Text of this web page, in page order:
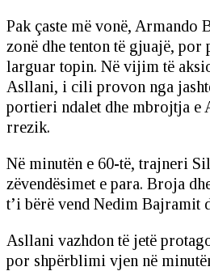
Pak çaste më vonë, Armando
zonë dhe tenton të gjuajë,
larguar topin. Në vijim të
Asllani, i cili provon nga
portieri ndalet dhe mbrojtja e
rrezik.
Në minutën e 60-të, trajneri
zëvendësimet e para. Broja
t’i bërë vend Nedim Bajramit
Asllani vazhdon të jetë
por shpërblimi vjen në